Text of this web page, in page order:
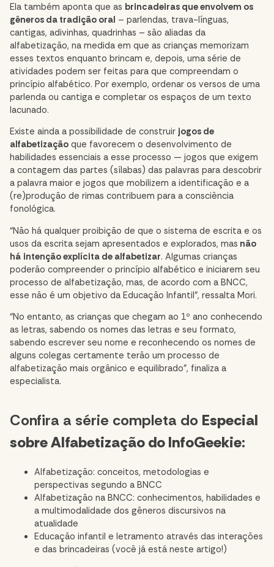
Ela também aponta que as brincadeiras que envolvem os
gêneros da tradição oral – parlendas, trava-línguas,
cantigas, adivinhas, quadrinhas – são aliadas da
alfabetização, na medida em que as crianças memorizam
esses textos enquanto brincam e, depois, uma série de
atividades podem ser feitas para que compreendam o
princípio alfabético. Por exemplo, ordenar os versos de uma
parlenda ou cantiga e completar os espaços de um texto
lacunado.
Existe ainda a possibilidade de construir jogos de
alfabetização que favorecem o desenvolvimento de
habilidades essenciais a esse processo — jogos que exigem
a contagem das partes (sílabas) das palavras para descobrir
a palavra maior e jogos que mobilizem a identificação e a
(re)produção de rimas contribuem para a consciência
fonológica.
“Não há qualquer proibição de que o sistema de escrita e os
usos da escrita sejam apresentados e explorados, mas não
há intenção explícita de alfabetizar. Algumas crianças
poderão compreender o princípio alfabético e iniciarem seu
processo de alfabetização, mas, de acordo com a BNCC,
esse não é um objetivo da Educação Infantil”, ressalta Mori.
“No entanto, as crianças que chegam ao 1º ano conhecendo
as letras, sabendo os nomes das letras e seu formato,
sabendo escrever seu nome e reconhecendo os nomes de
alguns colegas certamente terão um processo de
alfabetização mais orgânico e equilibrado”, finaliza a
especialista.
Confira a série completa do Especial
sobre Alfabetização do InfoGeekie:
Alfabetização: conceitos, metodologias e
perspectivas segundo a BNCC
Alfabetização na BNCC: conhecimentos, habilidades e
a multimodalidade dos gêneros discursivos na
atualidade
Educação infantil e letramento através das interações
e das brincadeiras (você já está neste artigo!)